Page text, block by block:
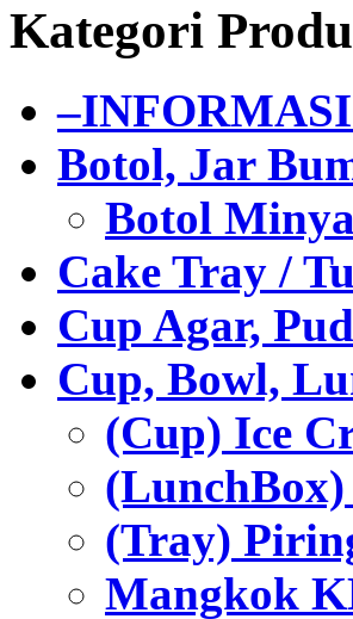
Kategori
Botol, Jar
Botol
Cake Tray /
Cup Agar,
Cup, Bowl,
(Cup) Ice
(LunchBox)
(Tray)
Mangkok